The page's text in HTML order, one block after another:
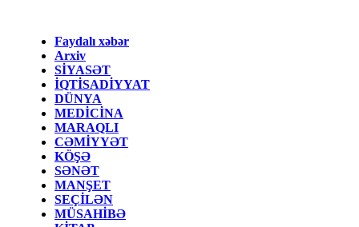
Faydalı xəbər
Arxiv
SİYASƏT
İQTİSADİYYAT
DÜNYA
MEDİCİNA
MARAQLI
CƏMİYYƏT
KÖŞƏ
SƏNƏT
MANŞET
SEÇİLƏN
MÜSAHİBƏ